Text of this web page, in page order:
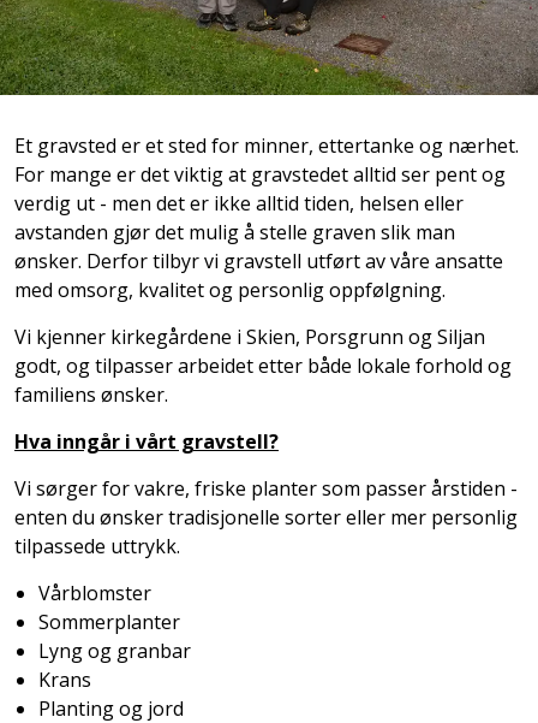
Et gravsted er et sted for minner, ettertanke og nærhet.
For mange er det viktig at gravstedet alltid ser pent og
verdig ut - men det er ikke alltid tiden, helsen eller
avstanden gjør det mulig å stelle graven slik man
ønsker. Derfor tilbyr vi gravstell utført av våre ansatte
med omsorg, kvalitet og personlig oppfølgning.
Vi kjenner kirkegårdene i Skien, Porsgrunn og Siljan
godt, og tilpasser arbeidet etter både lokale forhold og
familiens ønsker.
Hva inngår i vårt gravstell?
Vi sørger for vakre, friske planter som passer årstiden -
enten du ønsker tradisjonelle sorter eller mer personlig
tilpassede uttrykk.
Vårblomster
Sommerplanter
Lyng og granbar
Krans
Planting og jord